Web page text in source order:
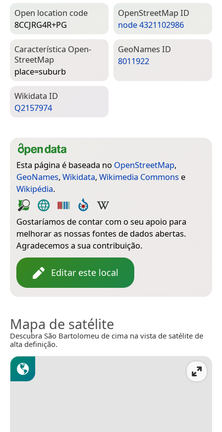
Open location code
8CCJRG4R+PG
Open­Street­Map ID
node 4321102986
Característica Open­
Street­Map
place=­suburb
Geo­Names ID
8011922
Wiki­data ID
Q2157974
Esta página é baseada no OpenStreetMap,
GeoNames, Wikidata, Wikimedia Commons e
Wikipédia.
Gostaríamos de contar com o seu apoio para
melhorar as nossas fontes de dados abertas.
Agradecemos a sua contribuição.
Editar este local
Mapa de satélite
Descubra São Bartolomeu de cima na vista de satélite de
alta definição.